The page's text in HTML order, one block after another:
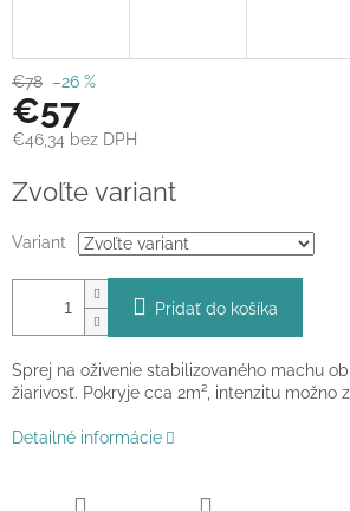
€78 –26 %
€57
€46,34 bez DPH
cena:
Zvoľte variant
Variant
Pridať do košíka
Sprej na oživenie stabilizovaného machu
žiarivosť. Pokryje cca 2m², intenzitu možno
Detailné informácie